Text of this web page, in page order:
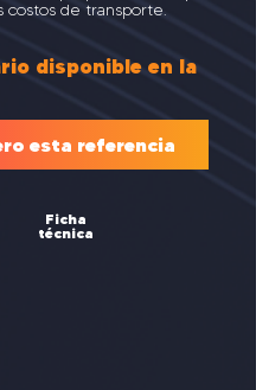
costos de transporte.
disponible en la
esta referencia
Ficha
técnica